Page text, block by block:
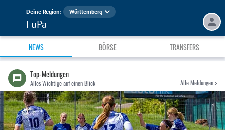
Deine Region: Württemberg
FuPa
NEWS BÖRSE TRANSFERS
Top-Meldungen
Alles Wichtige auf einen Blick Alle Meldungen >